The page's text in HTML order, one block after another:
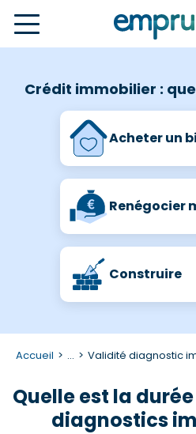
Crédit immobilier :
Acheter un
Renégocier
Construire
Accueil ... Validité diagnostic
Quelle est la
diagnostics